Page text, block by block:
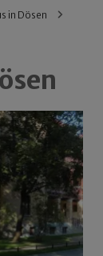
in Dösen